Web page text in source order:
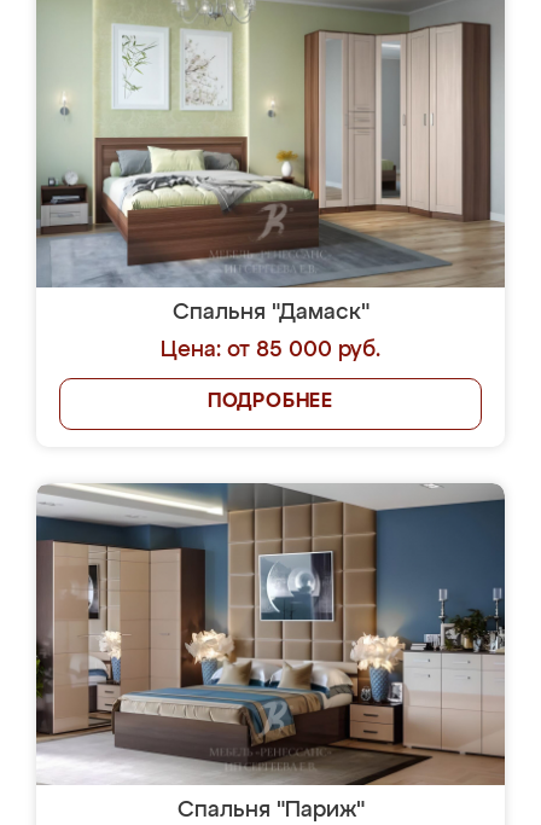
Спальня "Дамаск"
Цена: от 85 000 руб.
ПОДРОБНЕЕ
Спальня "Париж"